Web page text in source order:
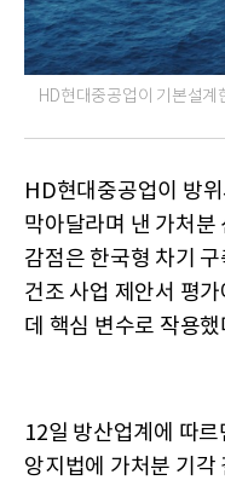
HD현대중공업이 기본설계
HD현대중공업이 방
막아달라며 낸 가처분
감점은 한국형 차기
건조 사업 제안서 평
데 핵심 변수로 작용했
12일 방산업계에 따
앙지법에 가처분 기각